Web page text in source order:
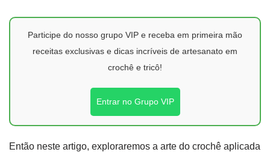
Participe do nosso grupo VIP e receba em primeira mão
receitas exclusivas e dicas incríveis de artesanato em
crochê e tricô!
Entrar no Grupo VIP
Então neste artigo, exploraremos a arte do crochê aplicada